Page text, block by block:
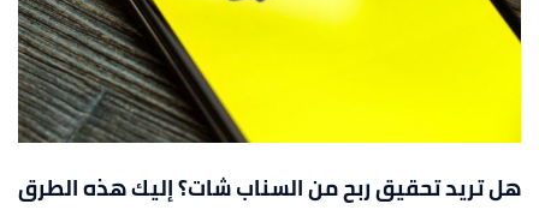
هل تريد تحقيق ربح من السناب شات؟ إليك هذه الطرق